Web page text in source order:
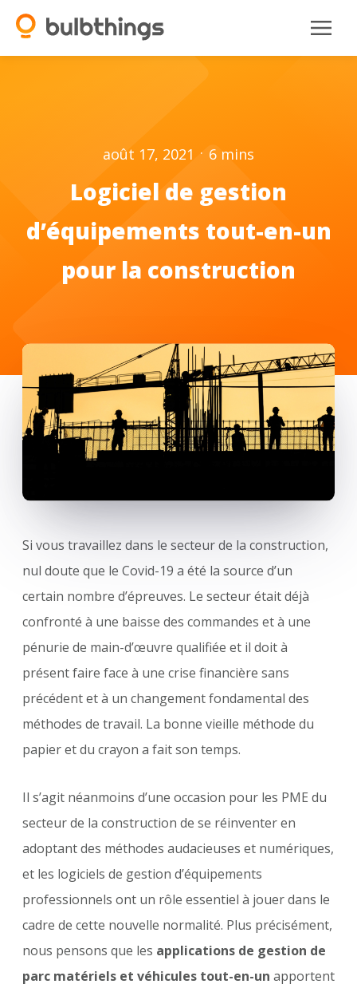
août 17, 2021 . 6 mins
Logiciel de gestion
d’équipements tout-en-un
pour la construction
Si vous travaillez dans le secteur de la construction,
nul doute que le Covid-19 a été la source d’un
certain nombre d’épreuves. Le secteur était déjà
confronté à une baisse des commandes et à une
pénurie de main-d’œuvre qualifiée et il doit à
présent faire face à une crise financière sans
précédent et à un changement fondamental des
méthodes de travail. La bonne vieille méthode du
papier et du crayon a fait son temps.
Il s’agit néanmoins d’une occasion pour les PME du
secteur de la construction de se réinventer en
adoptant des méthodes audacieuses et numériques,
et les logiciels de gestion d’équipements
professionnels ont un rôle essentiel à jouer dans le
cadre de cette nouvelle normalité. Plus précisément,
nous pensons que les applications de gestion de
parc matériels et véhicules tout-en-un apportent